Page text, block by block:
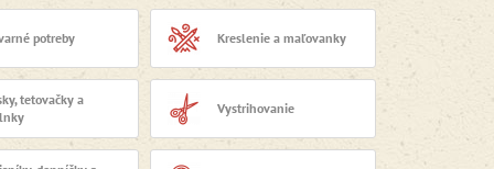
potreby Kreslenie a maľovanky
tetovačky a
Vystrihovanie